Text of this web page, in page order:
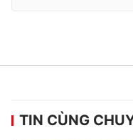
TIN CÙNG